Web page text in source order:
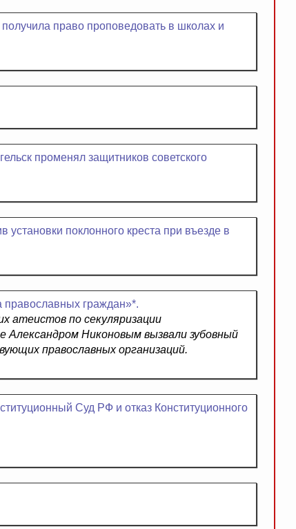
право проповедовать в школах и
променял защитников советского
установки поклонного креста при въезде в
православных граждан»*.
атеистов по секуляризации
Александром Никоновым вызвали зубовный
православных организаций.
Суд РФ и отказ Конституционного